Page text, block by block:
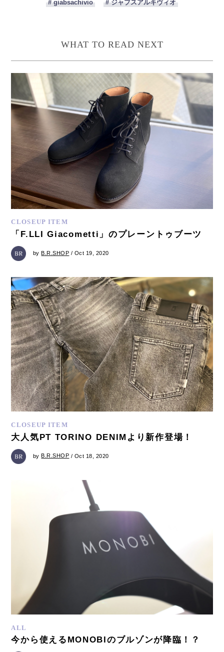
# giabsachivio # ジャブスアルキヴィオ
WHAT TO READ NEXT
CLOSEUP ITEM
「F.LLI Giacometti」のプレーントゥブーツ
byB.R.SHOP / Oct 19, 2020
CLOSEUP ITEM
大人気PT TORINO DENIMより新作登場！
by B.R.SHOP / Oct 18, 2020
ALL
今から使えるMONOBIのブルゾンが降臨！？